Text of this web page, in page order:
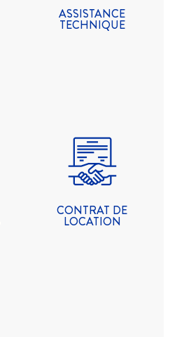
ASSISTANCE
TECHNIQUE
CONTRAT DE
LOCATION
Notre équipement
d’emballage est
disponible à l’achat ainsi